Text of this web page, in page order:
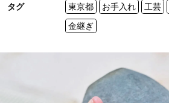
タグ 東京都 お手入れ 工芸
金継ぎ